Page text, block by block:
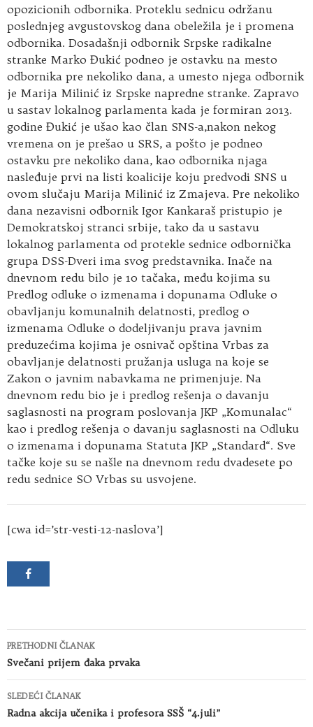
opozicionih odbornika. Proteklu sednicu održanu
poslednjeg avgustovskog dana obeležila je i promena
odbornika. Dosadašnji odbornik Srpske radikalne
stranke Marko Đukić podneo je ostavku na mesto
odbornika pre nekoliko dana, a umesto njega odbornik
je Marija Milinić iz Srpske napredne stranke. Zapravo
u sastav lokalnog parlamenta kada je formiran 2013.
godine Đukić je ušao kao član SNS-a,nakon nekog
vremena on je prešao u SRS, a pošto je podneo
ostavku pre nekoliko dana, kao odbornika njaga
nasleđuje prvi na listi koalicije koju predvodi SNS u
ovom slučaju Marija Milinić iz Zmajeva. Pre nekoliko
dana nezavisni odbornik Igor Kankaraš pristupio je
Demokratskoj stranci srbije, tako da u sastavu
lokalnog parlamenta od protekle sednice odbornička
grupa DSS-Dveri ima svog predstavnika. Inače na
dnevnom redu bilo je 10 tačaka, među kojima su
Predlog odluke o izmenama i dopunama Odluke o
obavljanju komunalnih delatnosti, predlog o
izmenama Odluke o dodeljivanju prava javnim
preduzećima kojima je osnivač opština Vrbas za
obavljanje delatnosti pružanja usluga na koje se
Zakon o javnim nabavkama ne primenjuje. Na
dnevnom redu bio je i predlog rešenja o davanju
saglasnosti na program poslovanja JKP „Komunalac“
kao i predlog rešenja o davanju saglasnosti na Odluku
o izmenama i dopunama Statuta JKP „Standard“. Sve
tačke koje su se našle na dnevnom redu dvadesete po
redu sednice SO Vrbas su usvojene.
[cwa id=’str-vesti-12-naslova’]
Kretanje
članaka
PRETHODNI ČLANAK
Svečani prijem đaka prvaka
SLEDEĆI ČLANAK
Radna akcija učenika i profesora SSŠ “4.juli”